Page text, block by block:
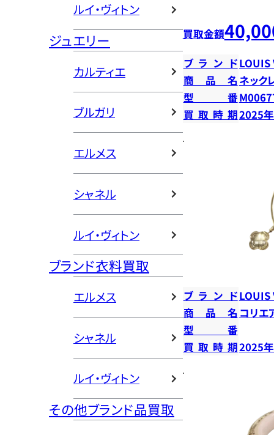
ルイ・ヴィトン
ジュエリー
カルティエ
ブルガリ
エルメス
シャネル
ルイ・ヴィトン
ブランド衣料買取
エルメス
シャネル
ルイ・ヴィトン
その他ブランド品買取
買取金額
ブランドLOUIS
商品名 ネック
型番
買取時期2025
ブランドLOUIS
商品名 コリエ
型番
買取時期2025